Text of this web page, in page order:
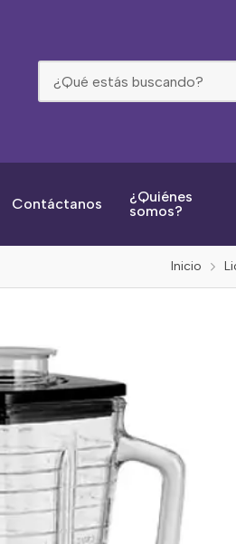
Contáctanos
¿Quiénes
somos?
Inicio